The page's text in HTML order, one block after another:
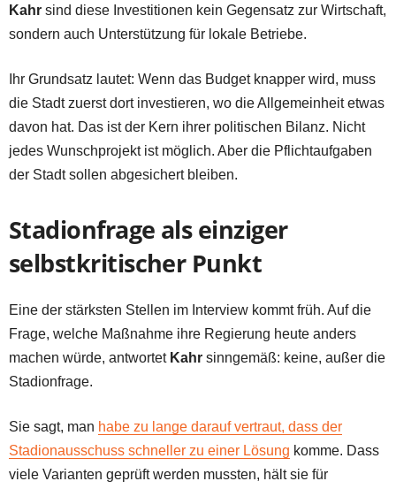
Kahr sind diese Investitionen kein Gegensatz zur Wirtschaft,
sondern auch Unterstützung für lokale Betriebe.
Ihr Grundsatz lautet: Wenn das Budget knapper wird, muss
die Stadt zuerst dort investieren, wo die Allgemeinheit etwas
davon hat. Das ist der Kern ihrer politischen Bilanz. Nicht
jedes Wunschprojekt ist möglich. Aber die Pflichtaufgaben
der Stadt sollen abgesichert bleiben.
Stadionfrage als einziger
selbstkritischer Punkt
Eine der stärksten Stellen im Interview kommt früh. Auf die
Frage, welche Maßnahme ihre Regierung heute anders
machen würde, antwortet Kahr sinngemäß: keine, außer die
Stadionfrage.
Sie sagt, man habe zu lange darauf vertraut, dass der
Stadionausschuss schneller zu einer Lösung komme. Dass
viele Varianten geprüft werden mussten, hält sie für